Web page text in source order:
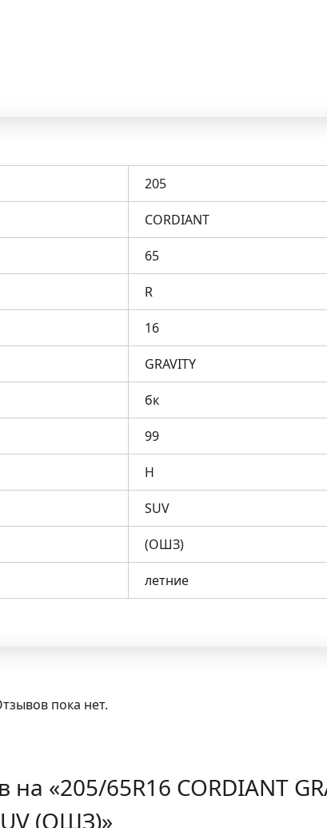
205
CORDIANT
65
R
16
GRAVITY
бк
99
H
SUV
(ОШЗ)
летние
пока нет.
«205/65R16 CORDIANT
(ОШЗ)»